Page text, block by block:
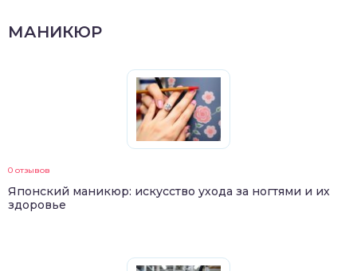
МАНИКЮР
0 отзывов
Японский маникюр: искусство ухода за ногтями и их
здоровье